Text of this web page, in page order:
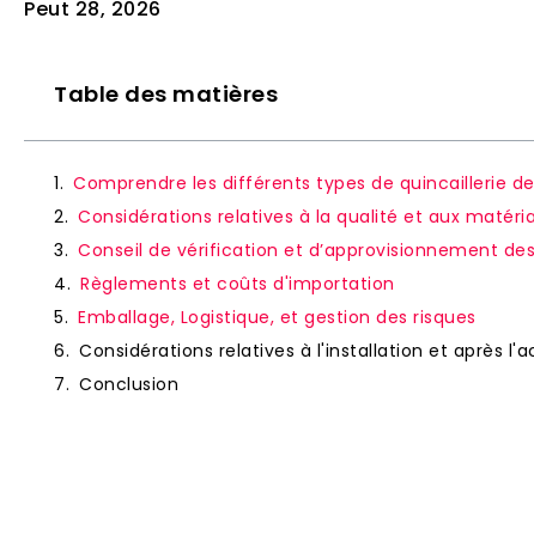
Peut 28, 2026
Table des matières
Comprendre les différents types de quincaillerie
Considérations relatives à la qualité et aux
Conseil de vérification et d’approvisionnement
Règlements et coûts d'importation
Emballage, Logistique, et gestion des risques
Considérations relatives à l'installation et après
Conclusion